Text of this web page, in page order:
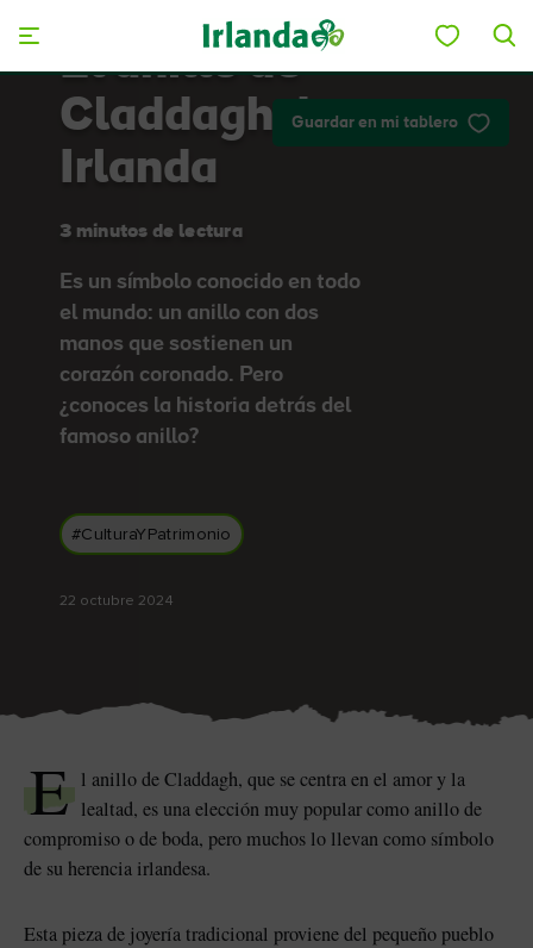
Me gusta
Guardar en mi tablero
El anillo de
Claddagh de
Irlanda
3 minutos de lectura
Es un símbolo conocido en todo
el mundo: un anillo con dos
manos que sostienen un
corazón coronado. Pero
¿conoces la historia detrás del
famoso anillo?
#CulturaYPatrimonio
22 octubre 2024
E l anillo de Claddagh, que se centra en el amor y la
lealtad, es una elección muy popular como anillo de
compromiso o de boda, pero muchos lo llevan como símbolo
de su herencia irlandesa.
Esta pieza de joyería tradicional proviene del pequeño pueblo